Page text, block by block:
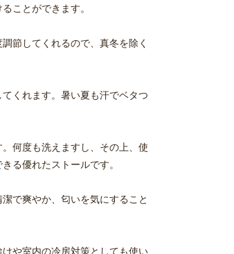
ことができます。
節してくれるので、真冬を除く
くれます。暑い夏も汗でベタつ
何度も洗えますし、その上、使
る優れたストールです。
で爽やか、匂いを気にすること
や室内の冷房対策としても使い